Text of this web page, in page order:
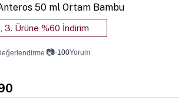
50 ml Ortam Bambu
3. Ürüne %60 İndirim
📷•100Yorum